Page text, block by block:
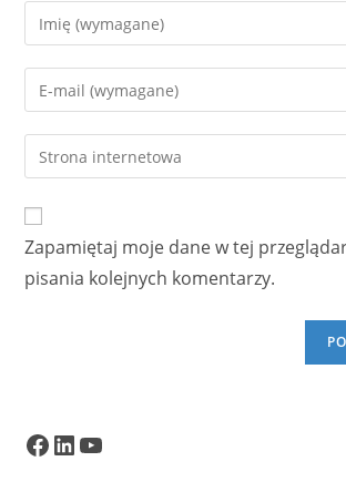
Enter
your
name
comment
Enter
your
email
address
comment
Enter
your
website
URL
(optional)
Zapamiętaj moje dane w tej
pisania kolejnych komentarzy.
Facebook
LinkedInYouTube